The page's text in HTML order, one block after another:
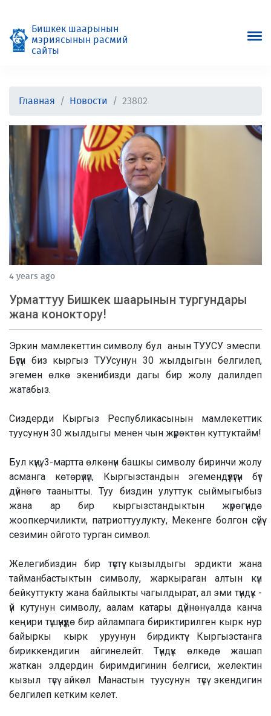
Бишкек шаарынын
мэриясынын расмий
сайты
Главная Новости 23802
4 years ago
Урматтуу Бишкек шаарынын тургундары
жана коноктору!
Эркин мамлекеттин символу бул анын ТУУСУ эмеспи.
Бүгүн биз кыргыз ТУУсунун 30 жылдыгын белгилеп,
эгемен өлкө экенибизди дагы бир жолу далилдеп
жатабыз.
Сиздерди Кыргыз Республикасынын мамлекеттик
туусунун 30 жылдыгы менен чын жүрөктөн куттуктайм!
Бул күнү, 3-мартта өлкөнүн башкы символу биринчи жолу
асманга көтөрүлүп, Кыргызстандын эгемендүүлүгүн бүт
дүйнөгө таанытты. Туу биздин улуттук сыймыгыбыз
жана ар бир кыргызстандыктын жүрөгүндө
жоопкерчиликти, патриоттуулукту, Мекенге болгон сүйүү
сезимин ойгото турган символ.
Желегибиздин бир түстүү кызылдыгы эрдикти жана
тайманбастыктын символу, жаркыраган алтын күн
бейкуттукту жана байлыкты чагылдырат, ал эми түндүк -
үй кутунун символу, аалам катары дүйнөнү алда канча
кеңири түшүнүүдө бир айлампага бириктирилген кырк нур
байыркы кырк уруунун бирдиктүү Кыргызстанга
бириккендигин айгинелейт. Түндүк өлкөдө жашап
жаткан элдердин биримдигинин белгиси, желектин
кызыл түсү айкөл Манастын туусунун түсү экендигин
белгилеп кетким келет.